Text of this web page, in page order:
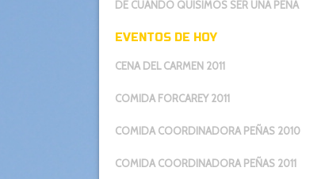
DE CUANDO QUISIMOS SER UNA PEÑA
EVENTOS DE HOY
CENA DEL CARMEN 2011
COMIDA FORCAREY 2011
COMIDA COORDINADORA PEÑAS 2010
COMIDA COORDINADORA PEÑAS 2011